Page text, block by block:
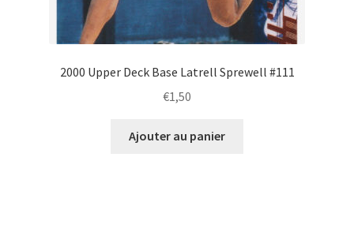
2000 Upper Deck Base Latrell Sprewell #111
€1,50
Ajouter au panier